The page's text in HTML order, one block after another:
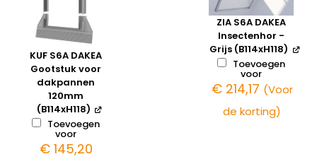
KUF S6A DAKEA
Gootstuk voor
dakpannen
120mm
(B114xH118)
Toevoegen
voor
€ 145,20
ZIA S6A DAKEA
Insectenhor -
Grijs (B114xH118)
Toevoegen
voor
€214,17 (Voor
de korting)